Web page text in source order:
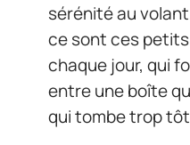
sérénité au
ce sont ces
chaque jour, qui
entre une boîte
qui tombe trop